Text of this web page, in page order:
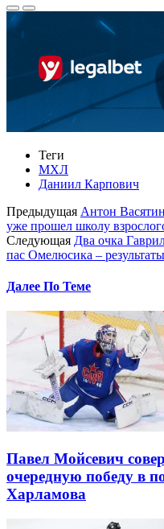
Теги
МХЛ
Даниил Карпович
Предыдущая Антон
уже прошел школу
Следующая Два очка
пас Омелюсика –
Далее По Теме
Павел Мойсевич
очередную победу в
Харламова